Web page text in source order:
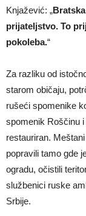
Knjažević: „
prijateljstvo. To
pokoleba.“
Za razliku od
starom običaju,
rušeći spomenike
spomenik Roščinu
restauriran.
popravili tamo gde
ogradu, očistili
službenici ruske
Srbije.